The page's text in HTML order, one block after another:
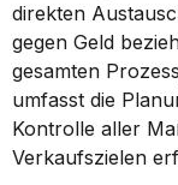
direkten
gegen Geld
gesamten
umfasst die
Kontrolle aller
Verkaufszielen